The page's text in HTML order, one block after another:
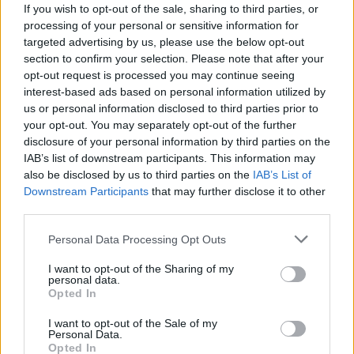
If you wish to opt-out of the sale, sharing to third parties, or
processing of your personal or sensitive information for
targeted advertising by us, please use the below opt-out
section to confirm your selection. Please note that after your
opt-out request is processed you may continue seeing
interest-based ads based on personal information utilized by
us or personal information disclosed to third parties prior to
your opt-out. You may separately opt-out of the further
disclosure of your personal information by third parties on the
IAB’s list of downstream participants. This information may
also be disclosed by us to third parties on the IAB’s List of
Downstream Participants that may further disclose it to other
Please note that this website/app uses one or more Google
not limited to your visit or usage behaviour. You may click to
grant or deny consent to Google and its third-party tags to
use your data for below specified purposes in below Google
consent section.
Personal Data Processing Opt Outs
I want to opt-out of the Sharing of my
personal data.
Opted In
I want to opt-out of the Sale of my
Personal Data.
Opted In
l'apparition rapide de la sensation de satiété
pendant les repas,
une gêne ou une douleur au niveau de l'abdomen
ou du bassin,
un besoin urgent d'uriner ou une augmentation de
la fréquence des mictions,
des selles anormales (en particulier la
modifications des saignements menstruels (par
saignements),